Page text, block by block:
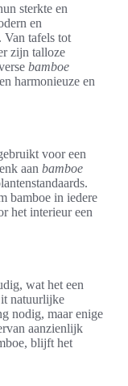
sterkte en
en
Van tafels tot
zijn talloze
bamboe
harmonieuze en
voor een
aan bamboe
bamboe in iedere
het interieur een
wat het een
natuurlijke
nodig, maar enige
aanzienlijk
blijft het